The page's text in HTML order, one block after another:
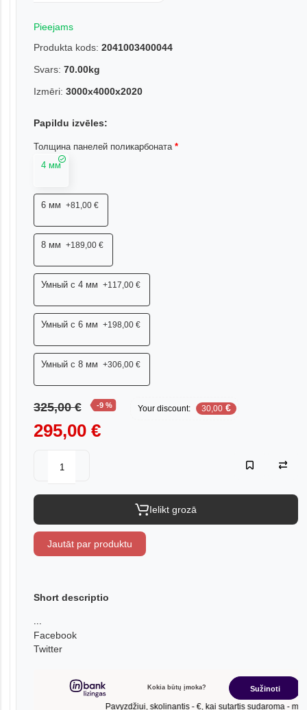
Pieejams
Produkta kods: 2041003400044
Svars: 70.00kg
Izmēri: 3000x4000x2020
Papildu izvēles:
Толщина панелей поликарбоната
4 мм
6 мм +81,00 €
8 мм +189,00 €
Умный с 4 мм +117,00 €
Умный с 6 мм +198,00 €
Умный с 8 мм +306,00 €
325,00 € -9 % Your discount: 30,00 €
295,00 €
Ielikt grozā
Jautāt par produktu
Short descriptio
...
Facebook
Twitter